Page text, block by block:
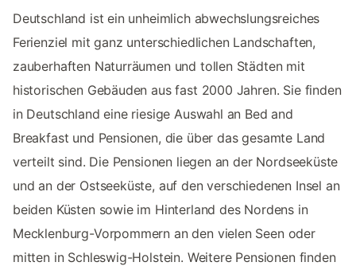
Deutschland ist ein unheimlich abwechslungsreiches
Ferienziel mit ganz unterschiedlichen Landschaften,
zauberhaften Naturräumen und tollen Städten mit
historischen Gebäuden aus fast 2000 Jahren. Sie finden
in Deutschland eine riesige Auswahl an Bed and
Breakfast und Pensionen, die über das gesamte Land
verteilt sind. Die Pensionen liegen an der Nordseeküste
und an der Ostseeküste, auf den verschiedenen Insel an
beiden Küsten sowie im Hinterland des Nordens in
Mecklenburg-Vorpommern an den vielen Seen oder
mitten in Schleswig-Holstein. Weitere Pensionen finden